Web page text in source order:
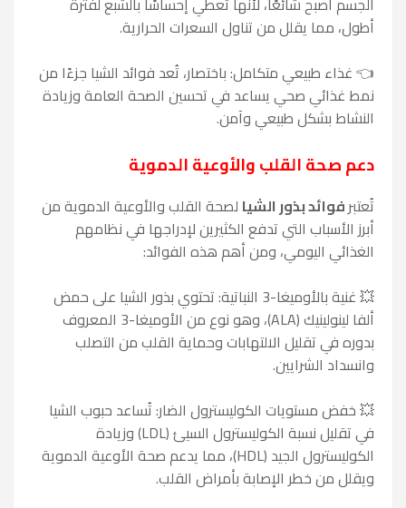
أطول، مما يقلل من تناول السعرات الحرارية.
👈 غذاء طبيعي متكامل: باختصار، تُعد فوائد الشيا جزءًا من
نمط غذائي صحي يساعد في تحسين الصحة العامة وزيادة
النشاط بشكل طبيعي وآمن.
دعم صحة القلب والأوعية الدموية
تُعتبرفوائد بذور الشيا لصحة القلب والأوعية الدموية من
أبرز الأسباب التي تدفع الكثيرين لإدراجها في نظامهم
الغذائي اليومي، ومن أهم هذه الفوائد:
💥 غنية بالأوميغا-3 النباتية: تحتوي بذور الشيا على حمض
ألفا لينولينيك (ALA)، وهو نوع من الأوميغا-3 المعروف
بدوره في تقليل الالتهابات وحماية القلب من التصلب
وانسداد الشرايين.
💥 خفض مستويات الكوليسترول الضار: تُساعد حبوب الشيا
في تقليل نسبة الكوليسترول السيئ (LDL) وزيادة
الكوليسترول الجيد (HDL)، مما يدعم صحة الأوعية الدموية
ويقلل من خطر الإصابة بأمراض القلب.